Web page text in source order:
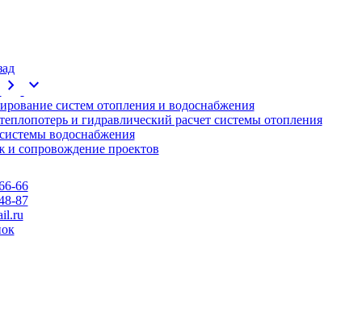
chevron_right expand_more
систем отопления и водоснабжения
и гидравлический расчет системы отопления
водоснабжения
и сопровождение проектов
66
87